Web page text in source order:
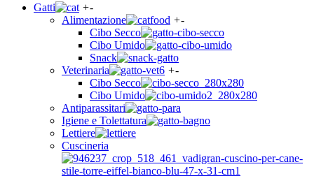
Gatti +-
Alimentazione
+-
Cibo Secco
Cibo Umido
Snack
Veterinaria
+-
Cibo Secco
Cibo Umido
Antiparassitari
Igiene e Tolettatura
Lettiere
Cuscineria